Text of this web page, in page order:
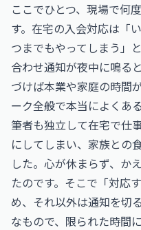
ここでひとつ、現場で何
す。在宅の入会対応は「
つまでもやってしまう」
合わせ通知が夜中に鳴る
づけば本業や家庭の時間
ーク全般で本当によくあ
筆者も独立して在宅で仕
にしてしまい、家族との
した。心が休まらず、か
たのです。そこで「対応
め、それ以外は通知を切
なもので、限られた時間